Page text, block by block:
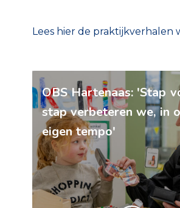
Lees hier de praktijkverhalen
OBS Hartenaas: 'Stap
stap verbeteren we, in
eigen tempo'